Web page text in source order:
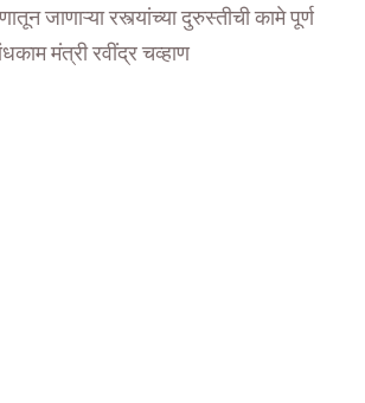
जाणाऱ्या रस्त्यांच्या दुरुस्तीची कामे पूर्ण
मंत्री रवींद्र चव्हाण